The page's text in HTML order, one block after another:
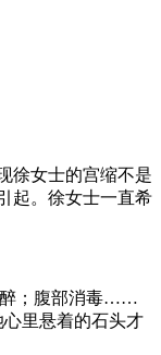
徐女士的宫缩不是
起。徐女士一直希
醉；腹部消毒……
里悬着的石头才